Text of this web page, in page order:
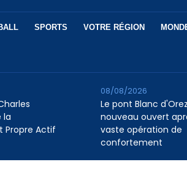
SPORTS VOTRE RÉGION
la
Propre Actif
Le pont Blanc
nouveau ouvert
vaste opération de
confortement
08/08/2026